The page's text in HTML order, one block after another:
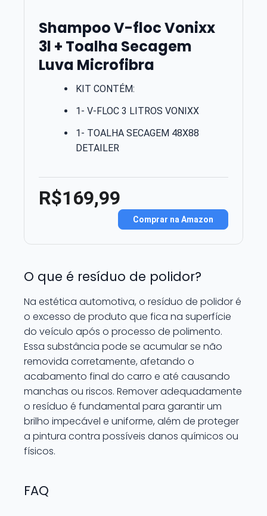
Shampoo V-floc Vonixx
3l + Toalha Secagem
Luva Microfibra
KIT CONTÉM:
1- V-FLOC 3 LITROS VONIXX
1- TOALHA SECAGEM 48X88
DETAILER
R$169,99
Comprar na Amazon
O que é resíduo de polidor?
Na estética automotiva, o resíduo de polidor é
o excesso de produto que fica na superfície
do veículo após o processo de polimento.
Essa substância pode se acumular se não
removida corretamente, afetando o
acabamento final do carro e até causando
manchas ou riscos. Remover adequadamente
o resíduo é fundamental para garantir um
brilho impecável e uniforme, além de proteger
a pintura contra possíveis danos químicos ou
físicos.
FAQ